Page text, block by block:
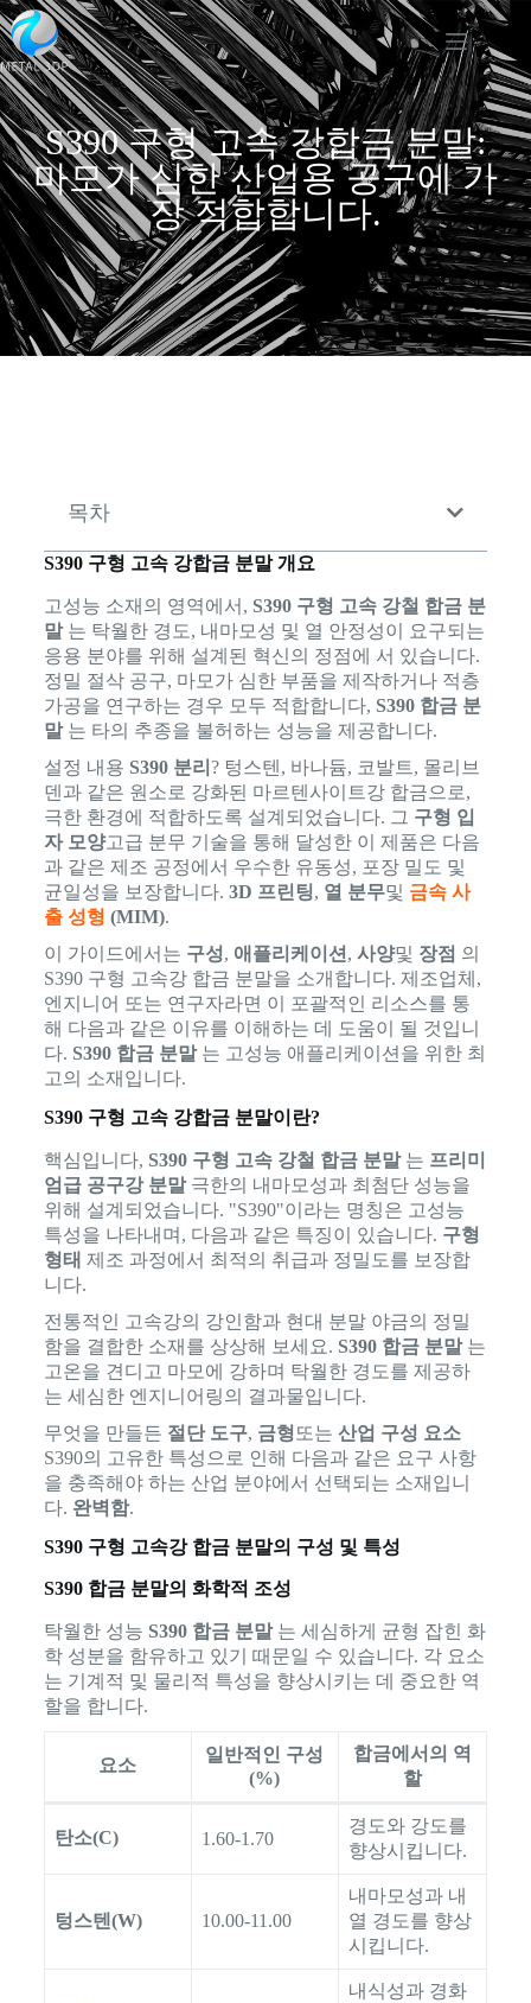
S390 구형 고속 강합금 분말:
마모가 심한 산업용 공구에 가
장 적합합니다.
목차
S390 구형 고속 강합금 분말 개요
고성능 소재의 영역에서, S390 구형 고속 강철 합금 분
말는 탁월한 경도, 내마모성 및 열 안정성이 요구되는
응용 분야를 위해 설계된 혁신의 정점에 서 있습니다.
정밀 절삭 공구, 마모가 심한 부품을 제작하거나 적층
가공을 연구하는 경우 모두 적합합니다, S390 합금 분
말는 타의 추종을 불허하는 성능을 제공합니다.
설정 내용 S390 분리 ? 텅스텐, 바나듐, 코발트, 몰리브
덴과 같은 원소로 강화된 마르텐사이트강 합금으로,
극한 환경에 적합하도록 설계되었습니다. 그 구형 입
자 모양고급 분무 기술을 통해 달성한 이 제품은 다음
과 같은 제조 공정에서 우수한 유동성, 포장 밀도 및
균일성을 보장합니다. 3D 프린팅, 열 분무및 금속 사
출 성형 (MIM).
이 가이드에서는 구성, 애플리케이션 , 사양및 장점 의
S390 구형 고속강 합금 분말을 소개합니다. 제조업체,
엔지니어 또는 연구자라면 이 포괄적인 리소스를 통
해 다음과 같은 이유를 이해하는 데 도움이 될 것입니
다. S390 합금 분말는 고성능 애플리케이션을 위한 최
고의 소재입니다.
S390 구형 고속 강합금 분말이란?
핵심입니다, S390 구형 고속 강철 합금 분말는 프리미
엄급 공구강 분말극한의 내마모성과 최첨단 성능을
위해 설계되었습니다. "S390"이라는 명칭은 고성능
특성을 나타내며, 다음과 같은 특징이 있습니다. 구형
형태 제조 과정에서 최적의 취급과 정밀도를 보장합
니다.
전통적인 고속강의 강인함과 현대 분말 야금의 정밀
함을 결합한 소재를 상상해 보세요. S390 합금 분말는
고온을 견디고 마모에 강하며 탁월한 경도를 제공하
는 세심한 엔지니어링의 결과물입니다.
무엇을 만들든 절단 도구, 금형 또는 산업 구성 요소
S390의 고유한 특성으로 인해 다음과 같은 요구 사항
을 충족해야 하는 산업 분야에서 선택되는 소재입니
다. 완벽함.
S390 구형 고속강 합금 분말의 구성 및 특성
S390 합금 분말의 화학적 조성
탁월한 성능 S390 합금 분말는 세심하게 균형 잡힌 화
학 성분을 함유하고 있기 때문일 수 있습니다. 각 요소
는 기계적 및 물리적 특성을 향상시키는 데 중요한 역
할을 합니다.
요소
일반적인 구성
(%)
합금에서의 역
할
탄소(C) 1.60-1.70
경도와 강도를
향상시킵니다.
텅스텐(W) 10.00-11.00
내마모성과 내
열 경도를 향상
시킵니다.
내식성과 경화